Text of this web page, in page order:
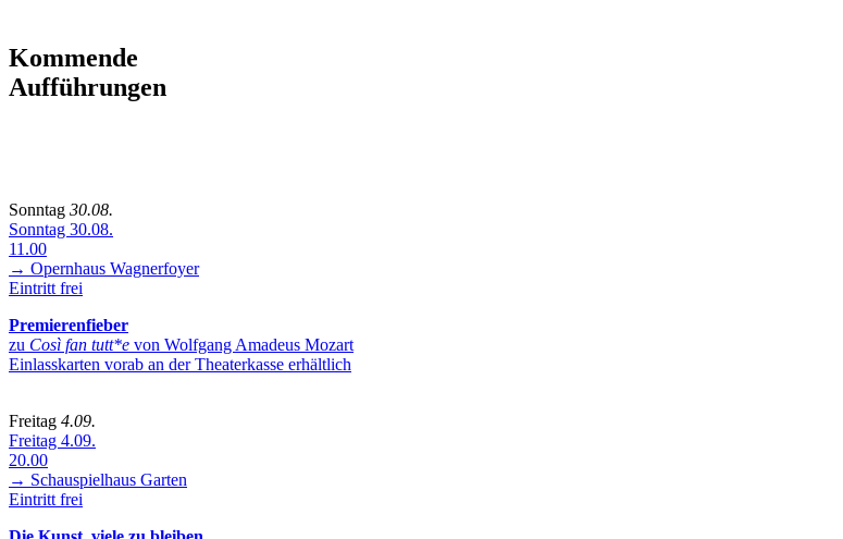
Kommende
Aufführungen
Sonntag 30.08.
Sonntag 30.08.
11.00
→ Opernhaus Wagnerfoyer
Eintritt frei
Premierenfieber
zu Così fan tutt*e von Wolfgang Amadeus Mozart
Einlasskarten vorab an der Theaterkasse erhältlich
Freitag 4.09.
Freitag 4.09.
20.00
→ Schauspielhaus Garten
Eintritt frei